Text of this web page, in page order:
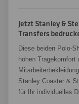
Jetzt Stanley &
Transfers
Diese beiden Polo-
hohen
Stanley Coaster &
für Ihr individuelles